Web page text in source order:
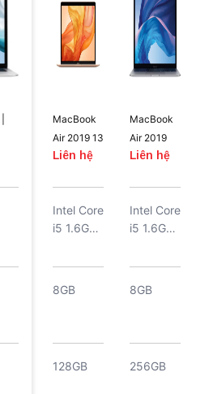
MacBook
Air 2019 13
inch Core
128GB
Liên hệ
Intel Core
i5 1.6GHz
8GB
128GB
MacBook
Air 2019
13inch |
SSD
256GB
Liên hệ
Intel Core
i5 1.6GHz
8GB
256GB